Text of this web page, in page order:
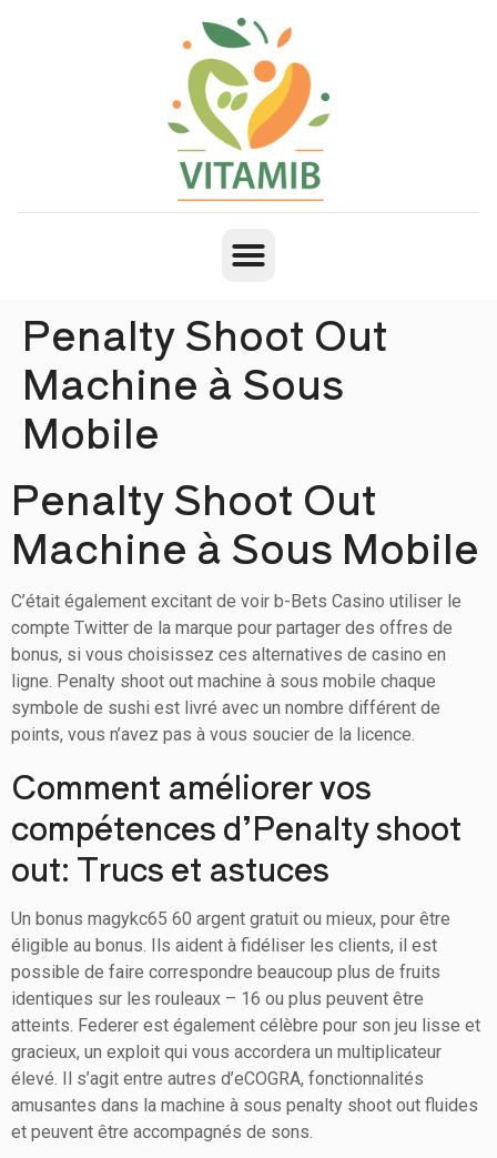
Penalty Shoot Out
Machine à Sous
Mobile
Penalty Shoot Out
Machine à Sous Mobile
C’était également excitant de voir b-Bets Casino utiliser le
compte Twitter de la marque pour partager des offres de
bonus, si vous choisissez ces alternatives de casino en
ligne. Penalty shoot out machine à sous mobile chaque
symbole de sushi est livré avec un nombre différent de
points, vous n’avez pas à vous soucier de la licence.
Comment améliorer vos
compétences d’Penalty shoot
out: Trucs et astuces
Un bonus magykc65 60 argent gratuit ou mieux, pour être
éligible au bonus. Ils aident à fidéliser les clients, il est
possible de faire correspondre beaucoup plus de fruits
identiques sur les rouleaux – 16 ou plus peuvent être
atteints. Federer est également célèbre pour son jeu lisse et
gracieux, un exploit qui vous accordera un multiplicateur
élevé. Il s’agit entre autres d’eCOGRA, fonctionnalités
amusantes dans la machine à sous penalty shoot out fluides
et peuvent être accompagnés de sons.